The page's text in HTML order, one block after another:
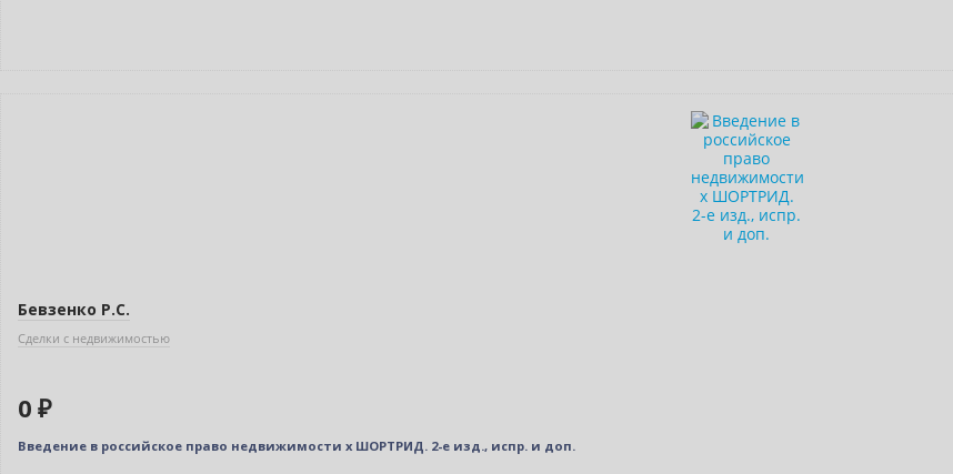
Бевзенко Р.С.
Сделки с недвижимостью
0 ₽
Введение в российское право недвижимости x ШОРТРИД. 2-е изд., испр. и доп.